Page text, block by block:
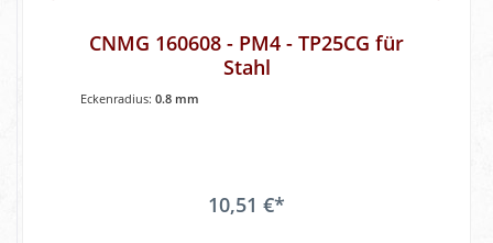
CNMG 160608 - PM4 - TP25CG für
Stahl
Eckenradius: 0.8 mm
10,51 €*